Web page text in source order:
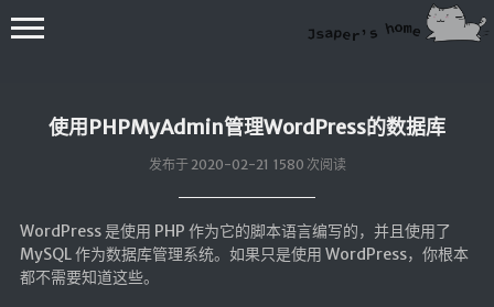
使用PHPMyAdmin管理WordPress的数据库
发布于 2020-02-21 1580 次阅读
WordPress 是使用 PHP 作为它的脚本语言编写的，并且使用了
MySQL 作为数据库管理系统。如果只是使用 WordPress，你根本
都不需要知道这些。
💻在线桌面